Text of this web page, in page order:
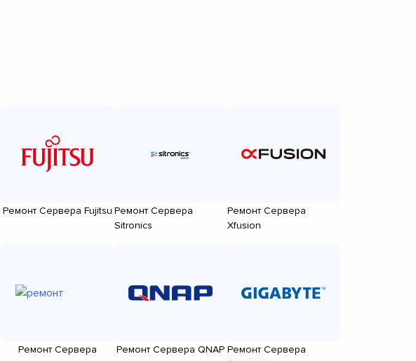
Ремонт Сервера Fujitsu Ремонт Сервера
Sitronics
Ремонт Сервера
Xfusion
Ремонт Сервера Ремонт Сервера QNAP Ремонт Сервера